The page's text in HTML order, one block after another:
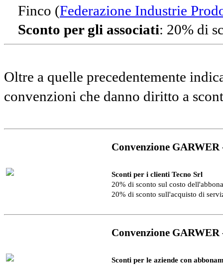
Finco (Federazione Industrie
Sconto per gli associati: 20% di
Oltre a quelle precedentemente
convenzioni che danno diritto a
Convenzione
Sconti per i clienti Tecno Srl
20% di sconto sul costo
20% di sconto sull'acquisto di
Convenzione
Sconti per le aziende con